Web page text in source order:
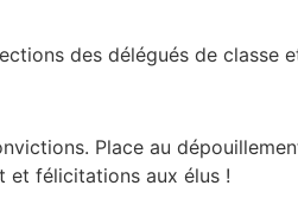
des délégués de classe
Place au
et félicitations aux élus !